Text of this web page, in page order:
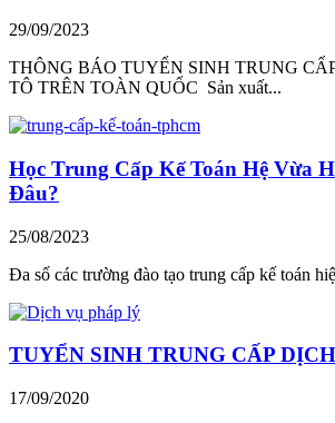
29/09/2023
THÔNG BÁO TUYỂN SINH TRUNG
TÔ TRÊN TOÀN QUỐC Sản xuất...
Học Trung Cấp Kế Toán Hệ Vừa
Đâu?
25/08/2023
Đa số các trường đào tạo trung cấp kế toán
TUYỂN SINH TRUNG CẤP
17/09/2020